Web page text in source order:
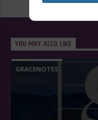
YOU MAY ALSO LIKE
GRACENOTES